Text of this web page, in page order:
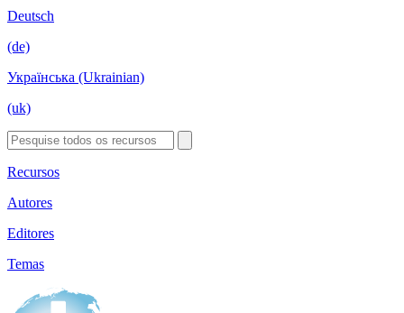
Deutsch
(de)
Українська (Ukrainian)
(uk)
Recursos
Autores
Editores
Temas